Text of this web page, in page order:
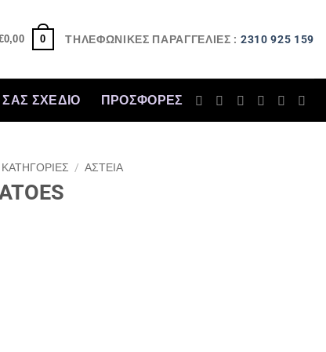
0,00 0 ΤΗΛΕΦΩΝΙΚΕΣ ΠΑΡΑΓΓΕΛΙΕΣ : 2310 925 159
ΣΑΣ ΣΧΕΔΙΟ ΠΡΟΣΦΟΡΈΣ
ΚΑΤΗΓΟΡΙΕΣ / ΑΣΤΕΙΑ